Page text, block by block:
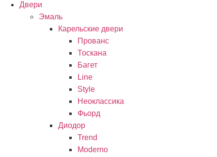
Двери
Эмаль
Карельские двери
Прованc
Тоскана
Багет
Line
Style
Неоклассика
Фьорд
Диодор
Trend
Moderno